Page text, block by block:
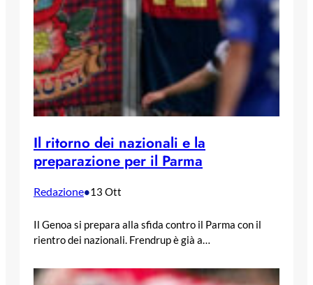
Il ritorno dei nazionali e la
preparazione per il Parma
Redazione•13 Ott
Il Genoa si prepara alla sfida contro il Parma con il
rientro dei nazionali. Frendrup è già a…